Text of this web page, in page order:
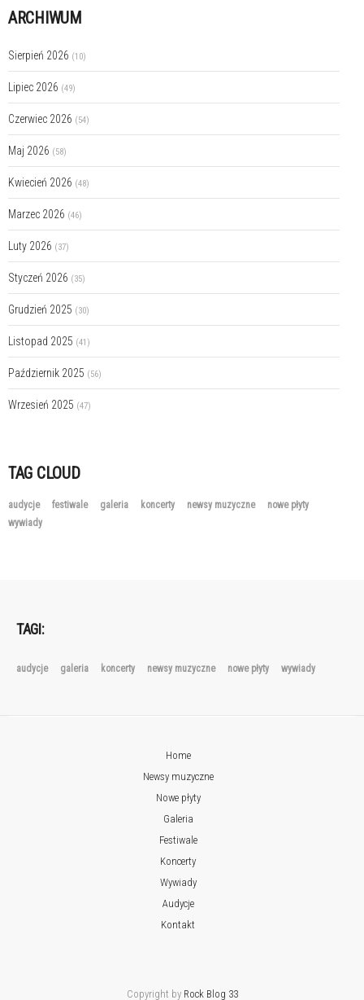
ARCHIWUM
Sierpień 2026 (10)
Lipiec 2026 (49)
Czerwiec 2026 (54)
Maj 2026 (58)
Kwiecień 2026 (48)
Marzec 2026 (46)
Luty 2026 (37)
Styczeń 2026 (35)
Grudzień 2025 (30)
Listopad 2025 (41)
Październik 2025 (56)
Wrzesień 2025 (47)
TAG CLOUD
audycje festiwale galeria koncerty newsy muzyczne
nowe płyty
wywiady
TAGI:
audycje galeria koncerty newsy muzyczne nowe płyty wywiady
Home
Newsy muzyczne
Nowe płyty
Galeria
Festiwale
Koncerty
Wywiady
Audycje
Kontakt
Copyright by Rock Blog 33